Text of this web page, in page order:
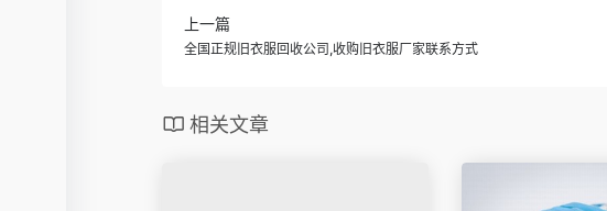
上一篇
全国正规旧衣服回收公司,收购旧衣服厂家联系方式
相关文章